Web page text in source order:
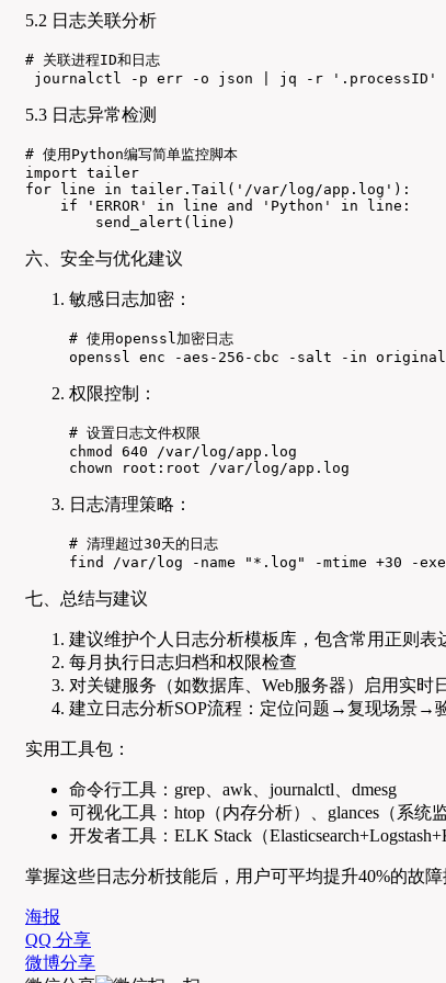
5.2 日志关联分析
# 关联进程ID和日志
journalctl -p err -o json | jq -r '.processID'
5.3 日志异常检测
# 使用Python编写简单监控脚本
import tailer
for line in tailer.Tail('/var/log/app.log'):
    if 'ERROR' in line and 'Python' in line:
        send_alert(line)
六、安全与优化建议
敏感日志加密：
# 使用openssl加密日志
openssl enc -aes-256-cbc -salt -in
权限控制：
# 设置日志文件权限
chmod 640 /var/log/app.log
chown root:root /var/log/app.log
日志清理策略：
# 清理超过30天的日志
find /var/log -name "*.log" -mtime +30 -
七、总结与建议
建议维护个人日志分析模板库，包含常用正则表
每月执行日志归档和权限检查
对关键服务（如数据库、Web服务器）启用实时
建立日志分析SOP流程：定位问题→复现场景→
实用工具包：
命令行工具：grep、awk、journalctl、dmesg
可视化工具：htop（内存分析）、glances（系统监
开发者工具：ELK Stack（
掌握这些日志分析技能后，用户可平均提升40%的故
海报
QQ 分享
微博分享